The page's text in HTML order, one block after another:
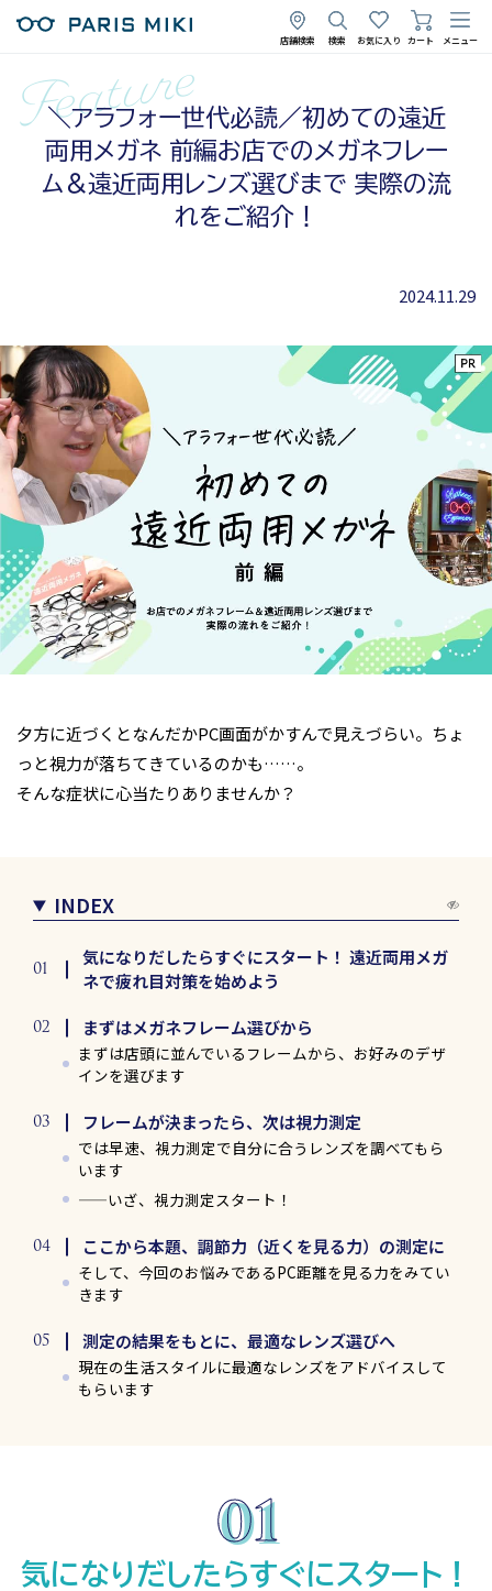
店舗検索 検索 お気に入り カート メニュー
＼アラフォー世代必読／初めての遠近
両用メガネ 前編お店でのメガネフレー
ム＆遠近両用レンズ選びまで 実際の流
れをご紹介！
2024.11.29
夕方に近づくとなんだかPC画面がかすんで見えづらい。ちょ
っと視力が落ちてきているのかも……。
そんな症状に心当たりありませんか？
INDEX
気になりだしたらすぐにスタート！ 遠近両用メガ
ネで疲れ目対策を始めよう
まずはメガネフレーム選びから
まずは店頭に並んでいるフレームから、お好みのデザ
インを選びます
フレームが決まったら、次は視力測定
では早速、視力測定で自分に合うレンズを調べてもら
います
——いざ、視力測定スタート！
ここから本題、調節力（近くを見る力）の測定に
そして、今回のお悩みであるPC距離を見る力をみてい
きます
測定の結果をもとに、最適なレンズ選びへ
現在の生活スタイルに最適なレンズをアドバイスして
もらいます
気になりだしたらすぐにスタート！